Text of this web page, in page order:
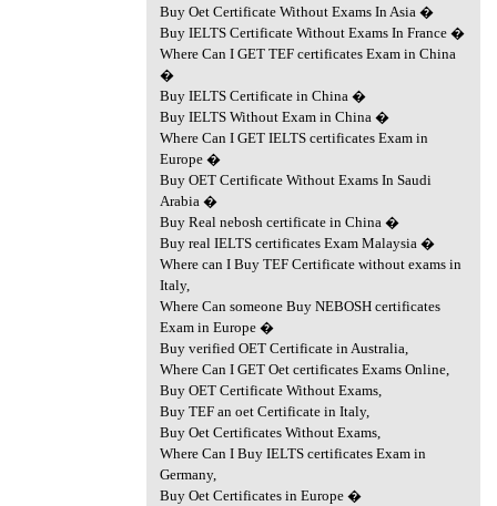
Buy Oet Certificate Without Exams In Asia �
Buy IELTS Certificate Without Exams In France �
Where Can I GET TEF certificates Exam in China
�
Buy IELTS Certificate in China �
Buy IELTS Without Exam in China �
Where Can I GET IELTS certificates Exam in
Europe �
Buy OET Certificate Without Exams In Saudi
Arabia �
Buy Real nebosh certificate in China �
Buy real IELTS certificates Exam Malaysia �
Where can I Buy TEF Certificate without exams in
Italy,
Where Can someone Buy NEBOSH certificates
Exam in Europe �
Buy verified OET Certificate in Australia,
Where Can I GET Oet certificates Exams Online,
Buy OET Certificate Without Exams,
Buy TEF an oet Certificate in Italy,
Buy Oet Certificates Without Exams,
Where Can I Buy IELTS certificates Exam in
Germany,
Buy Oet Certificates in Europe �